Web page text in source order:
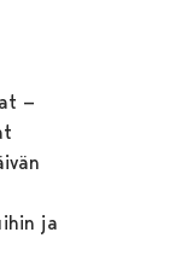
—
ja